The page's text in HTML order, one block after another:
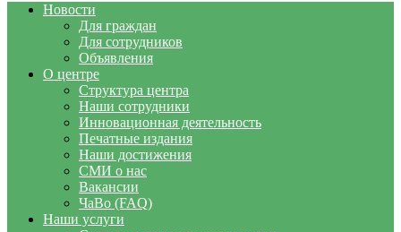
Новости
Для граждан
Для сотрудников
Объявления
О центре
Структура центра
Наши сотрудники
Инновационная деятельность
Печатные издания
Наши достижения
СМИ о нас
Вакансии
ЧаВо (FAQ)
Наши услуги